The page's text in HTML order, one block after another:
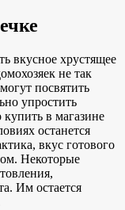
вкусное хрустящее
не так
посвятить
упростить
в магазине
останется
вкус готового
Некоторые
Им остается